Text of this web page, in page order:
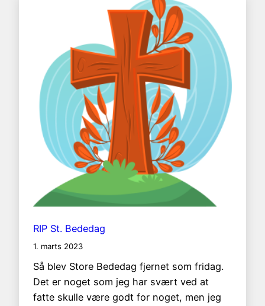
RIP St. Bededag
1. marts 2023
Så blev Store Bededag fjernet som fridag.
Det er noget som jeg har svært ved at
fatte skulle være godt for noget, men jeg